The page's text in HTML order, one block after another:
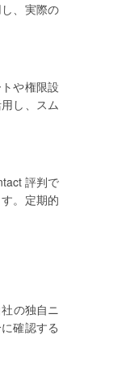
、実際の
や権限設
し、スム
評判で
。定期的
の独自ニ
確認する